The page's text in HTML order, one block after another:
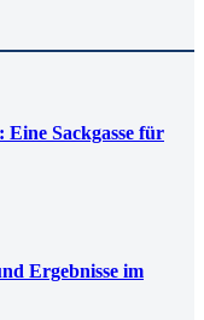
Sackgasse für
Ergebnisse im